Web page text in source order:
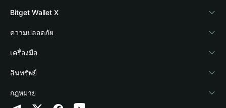
Blog
Academy
ข่าวสารด้านคริปโต
ศูนย์ช่วยเหลือ
ติดต่อเรา
Crypto Card
Stablecoin Earn
Payfi Crypto
Crypto Swap API
Altcoin Season Index
Bitget Wallet X
นักพัฒนา
เชื่อมต่อ Wallet
Bitget Wallet Pay
ลิสต์โปรเจกต์
ความปลอดภัย
Protection Fund
เทคโนโลยีความปลอดภัย
เครื่องมือ
ซื้อคริปโต
การตรวจจับการอนุญาต
สินทรัพย์
Arbitrum
กฎหมาย